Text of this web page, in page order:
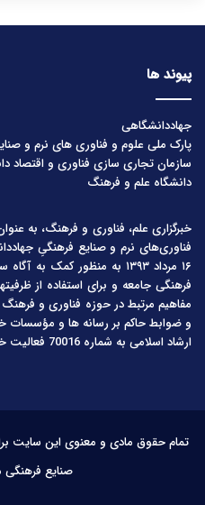
پیوند ها
جهاددانشگاهی
پارک ملی علوم و فناوری های نرم و
سازمان تجاری سازی فناوری و اقتصاد
دانشگاه علم و فرهنگ
خبرگزاری علم، فناوری و فرهنگ، به
فناوری‌های نرم و صنایع فرهنگیِ
۱۶ مرداد ۱۳۹۳ به منظور کمک
فرهنگی جامعه و برای استفاده از
مفاهیم مرتبط در حوزه فناوری و
و ضوابط حاکم بر رسانه ها و مؤسسات
ارشاد اسلامی به شماره 70016 فعالیت خود را آغاز کرده است.
تمام حقوق مادی و معنوی این سایت
صنایع